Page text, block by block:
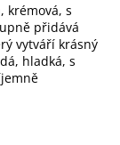
krémová, s
přidává
vytváří krásný
hladká, s